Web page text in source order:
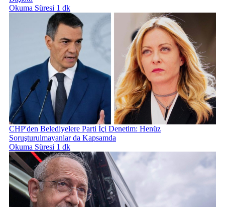
Okuma Süresi 1 dk
CHP'den Belediyelere Parti İçi Denetim: Henüz
Soruşturulmayanlar da Kapsamda
Okuma Süresi 1 dk